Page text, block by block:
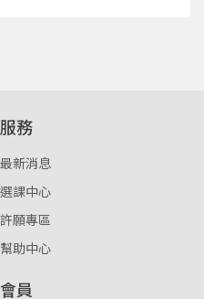
。
密碼
使用者強制登出。
服務
最新消息
選課中心
許願專區
幫助中心
會員